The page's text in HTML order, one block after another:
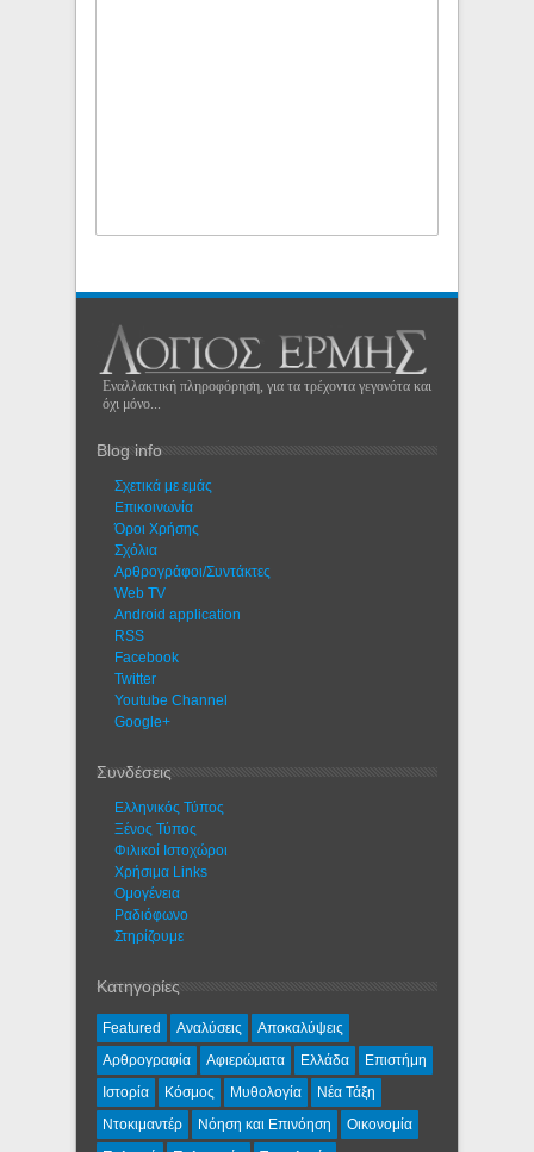
Εναλλακτική πληροφόρηση, για τα τρέχοντα γεγονότα και
όχι μόνο...
Blog info
Σχετικά με εμάς
Eπικοινωνία
Όροι Χρήσης
Σχόλια
Αρθρογράφοι/Συντάκτες
Web TV
Android application
RSS
Facebook
Twitter
Youtube Channel
Google+
Συνδέσεις
Ελληνικός Τύπος
Ξένος Τύπος
Φιλικοί Ιστοχώροι
Χρήσιμα Links
Ομογένεια
Ραδιόφωνο
Στηρίζουμε
Κατηγορίες
Featured Αναλύσεις
Αποκαλύψεις
Αρθρογραφία
Αφιερώματα Ελλάδα
Επιστήμη
Ιστορία
Κόσμος Μυθολογία
Νέα Τάξη
Ντοκιμαντέρ
Νόηση και Επινόηση
Οικονομία